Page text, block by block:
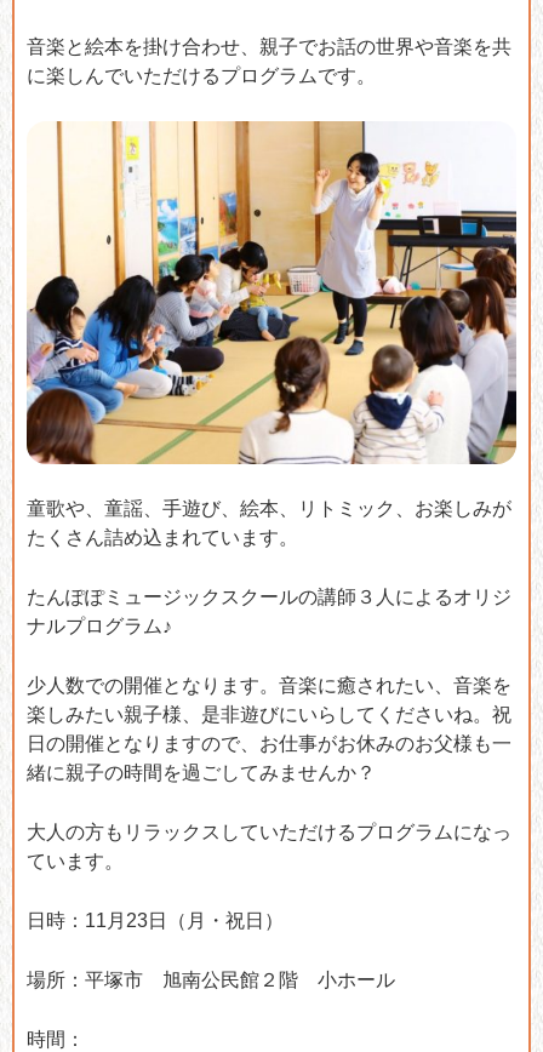
音楽と絵本を掛け合わせ、親子でお話の世界や音楽を共
に楽しんでいただけるプログラムです。
童歌や、童謡、手遊び、絵本、リトミック、お楽しみが
たくさん詰め込まれています。
たんぽぽミュージックスクールの講師３人によるオリジ
ナルプログラム♪
少人数での開催となります。音楽に癒されたい、音楽を
楽しみたい親子様、是非遊びにいらしてくださいね。祝
日の開催となりますので、お仕事がお休みのお父様も一
緒に親子の時間を過ごしてみませんか？
大人の方もリラックスしていただけるプログラムになっ
ています。
日時：11月23日（月・祝日）
場所：平塚市 旭南公民館２階 小ホール
時間：